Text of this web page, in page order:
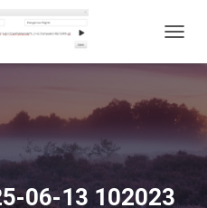
换
06-13 102023